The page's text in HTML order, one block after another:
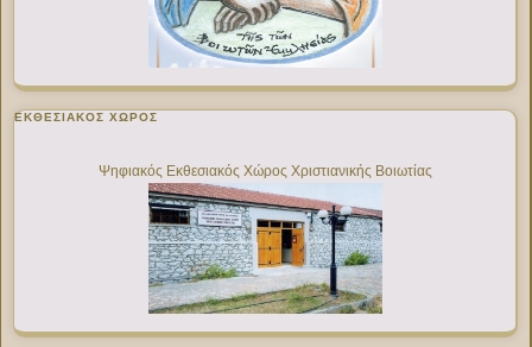
ΕΚΘΕΣΙΑΚΌΣ ΧΏΡΟΣ
Ψηφιακός Εκθεσιακός Χώρος Χριστιανικής Βοιωτίας